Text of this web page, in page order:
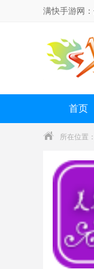
满快手游网
首页
所在位置：